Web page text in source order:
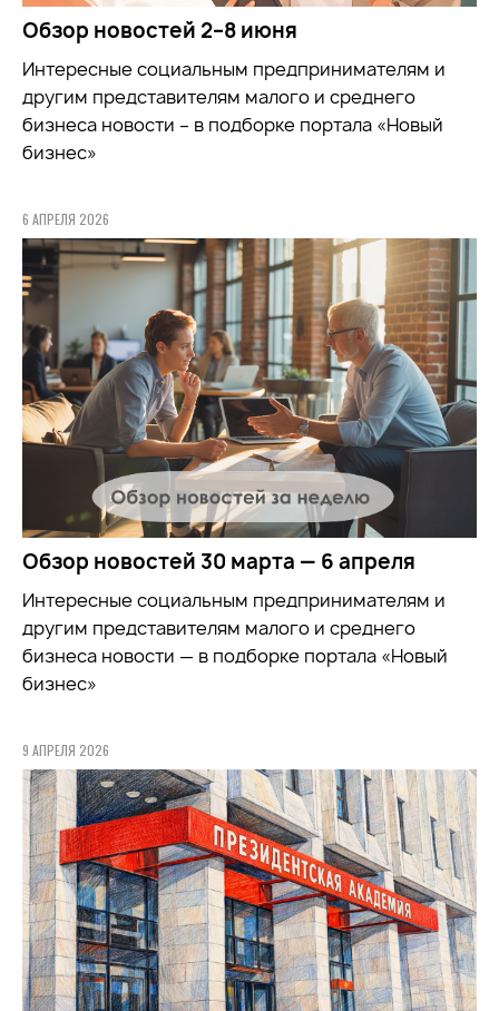
Обзор новостей 2–8 июня
Интересные социальным предпринимателям и
другим представителям малого и среднего
бизнеса новости – в подборке портала «Новый
бизнес»
6 АПРЕЛЯ 2026
Обзор новостей 30 марта — 6 апреля
Интересные социальным предпринимателям и
другим представителям малого и среднего
бизнеса новости — в подборке портала «Новый
бизнес»
9 АПРЕЛЯ 2026